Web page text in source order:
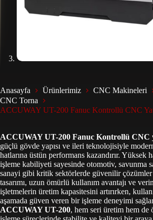
Anasayfa Ürünlerimiz
CNC Makineleri
CNC Torna
ACCUWAY UT-200 Fanuc Kontrollü CNC
ACCUWAY UT-200 Fanuc Kontrollü CNC
güçlü gövde yapısı ve ileri teknolojisiyle
hatlarına üstün performans kazandırır. Yüksek
işleme kabiliyeti sayesinde otomotiv, savunma
sanayi gibi kritik sektörlerde güvenilir çözümler
tasarımı, uzun ömürlü kullanım avantajı ve
işletmelerin üretim kapasitesini artırırken,
aşamada güven veren bir işleme deneyimi
ACCUWAY UT-200, hem seri üretim hem de